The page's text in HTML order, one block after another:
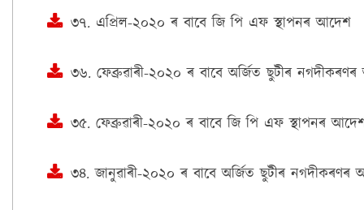
৩৭. এপ্ৰিল-২০২০ ৰ বাবে জি পি এফ স্থাপনৰ আদেশ
৩৬. ফেব্ৰুৱাৰী-২০২০ ৰ বাবে অৰ্জিত ছুটীৰ
৩৫. ফেব্ৰুৱাৰী-২০২০ ৰ বাবে জি পি এফ স্থাপনৰ
৩৪. জানুৱাৰী-২০২০ ৰ বাবে অৰ্জিত ছুটীৰ নগদীকৰণৰ